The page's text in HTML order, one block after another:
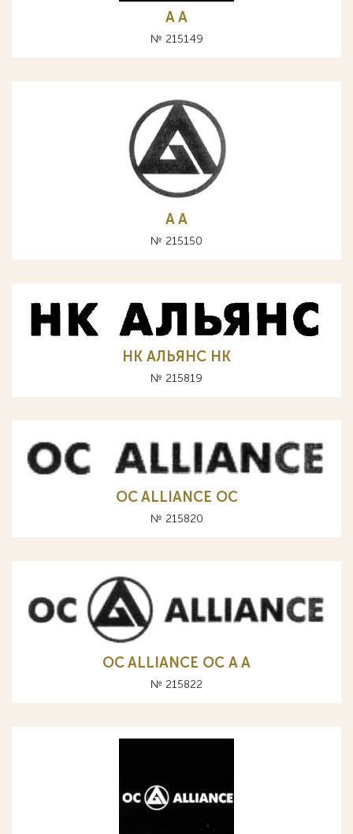
A А
№ 215149
A А
№ 215150
НК АЛЬЯНС HK
№ 215819
OC ALLIANCE ОС
№ 215820
OC ALLIANCE ОС A А
№ 215822